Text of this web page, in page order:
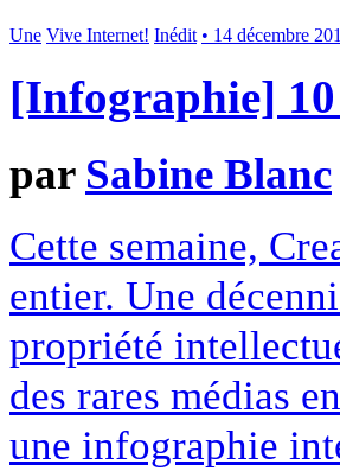
Une Vive Internet! Inédit • 14 décembre
[Infographie] 10
par Sabine Blanc
Cette semaine,
entier. Une
propriété
des rares médias
une infographie